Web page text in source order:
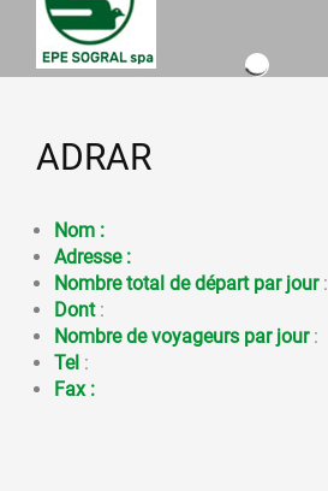
ADRAR
Nom :
Adresse :
Nombre total de départ par jour:
Dont :
Nombre de voyageurs par jour :
Tel :
Fax :